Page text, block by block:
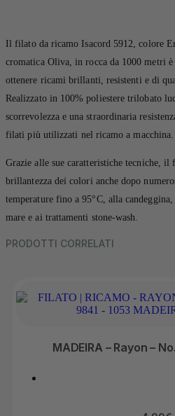
Il filato da ricamo Isacord 5912, colore
cromatica Oliva, in rocca da 1000 metri è
ottenere ricami brillanti, resistenti e di
Realizzato in 100% poliestere trilobato
scorrevolezza e una straordinaria
filati più utilizzati nel ricamo a macchina.
Grazie alle sue caratteristiche tecniche, il
brillantezza dei colori anche dopo
temperature fino a 95°C, alla
mare e ai trattamenti stone-wash.
PRODOTTI CORRELATI
MADEIRA – Rayon –